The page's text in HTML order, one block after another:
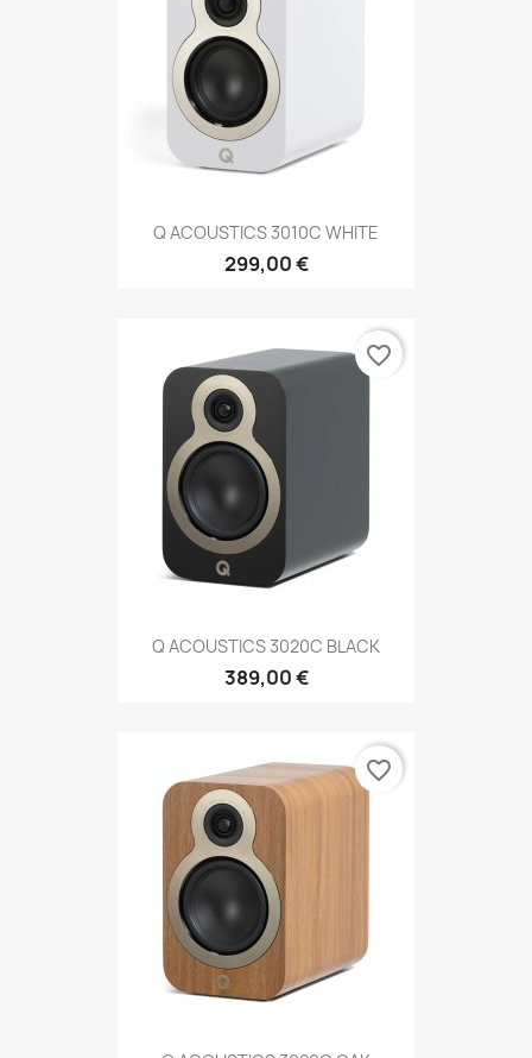
Q ACOUSTICS 3010C WHITE
299,00 €
Q ACOUSTICS 3020C BLACK
389,00 €
favorite_border
favorite_border